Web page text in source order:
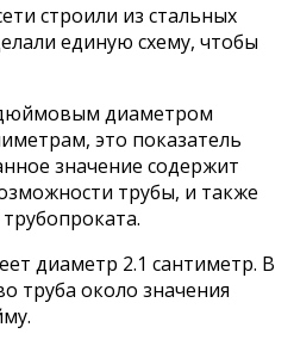
строили из стальных
единую схему, чтобы
диаметром
это показатель
значение содержит
трубы, и также
диаметр 2.1 сантиметр. В
труба около значения